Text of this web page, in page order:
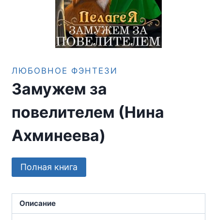
ЛЮБОВНОЕ ФЭНТЕЗИ
Замужем за
повелителем (Нина
Ахминеева)
Полная книга
Описание